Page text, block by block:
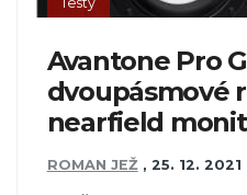
Avantone Pro
dvoupásmové
nearfield
ROMAN JEŽ , 25. 12. 2021